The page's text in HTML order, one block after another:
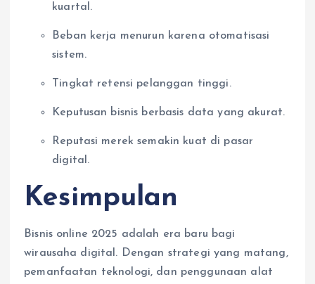
kuartal.
Beban kerja menurun karena otomatisasi
sistem.
Tingkat retensi pelanggan tinggi.
Keputusan bisnis berbasis data yang akurat.
Reputasi merek semakin kuat di pasar
digital.
Kesimpulan
Bisnis online 2025 adalah era baru bagi
wirausaha digital. Dengan strategi yang matang,
pemanfaatan teknologi, dan penggunaan alat